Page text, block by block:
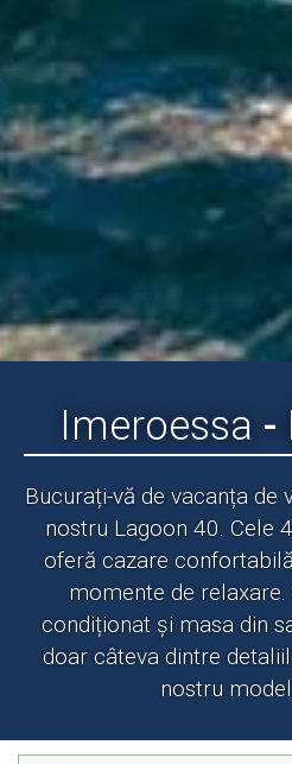
Imeroessa -
Bucurați-vă de vacanța de
nostru Lagoon 40. Cele
oferă cazare
momente de
condiționat și masa din
doar câteva dintre
nostru